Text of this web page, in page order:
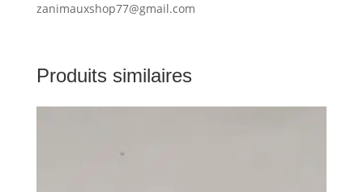
zanimauxshop77@gmail.com
Produits similaires